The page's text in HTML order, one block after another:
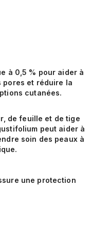
à 0,5 % pour aider à
pores et réduire la
cutanées.
de feuille et de tige
peut aider à
soin des peaux à
une protection